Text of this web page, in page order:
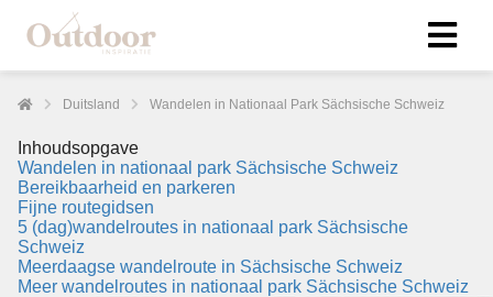
Duitsland Wandelen in Nationaal Park Sächsische Schweiz
Inhoudsopgave
Wandelen in nationaal park Sächsische Schweiz
Bereikbaarheid en parkeren
Fijne routegidsen
5 (dag)wandelroutes in nationaal park Sächsische
Schweiz
Meerdaagse wandelroute in Sächsische Schweiz
Meer wandelroutes in nationaal park Sächsische Schweiz